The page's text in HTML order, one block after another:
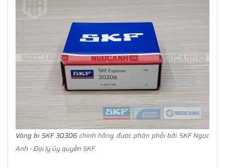
Vòng bi SKF 30306chính hãng được phân phối bởi SKF Ngọc
Anh - Đại lý ủy quyền SKF.